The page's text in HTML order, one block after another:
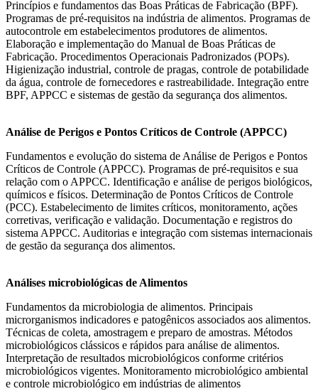
Princípios e fundamentos das Boas Práticas de Fabricação (BPF).
Programas de pré-requisitos na indústria de alimentos. Programas de
autocontrole em estabelecimentos produtores de alimentos.
Elaboração e implementação do Manual de Boas Práticas de
Fabricação. Procedimentos Operacionais Padronizados (POPs).
Higienização industrial, controle de pragas, controle de potabilidade
da água, controle de fornecedores e rastreabilidade. Integração entre
BPF, APPCC e sistemas de gestão da segurança dos alimentos.
Análise de Perigos e Pontos Críticos de Controle (APPCC)
Fundamentos e evolução do sistema de Análise de Perigos e Pontos
Críticos de Controle (APPCC). Programas de pré-requisitos e sua
relação com o APPCC. Identificação e análise de perigos biológicos,
químicos e físicos. Determinação de Pontos Críticos de Controle
(PCC). Estabelecimento de limites críticos, monitoramento, ações
corretivas, verificação e validação. Documentação e registros do
sistema APPCC. Auditorias e integração com sistemas internacionais
de gestão da segurança dos alimentos.
Análises microbiológicas de Alimentos
Fundamentos da microbiologia de alimentos. Principais
microrganismos indicadores e patogênicos associados aos alimentos.
Técnicas de coleta, amostragem e preparo de amostras. Métodos
microbiológicos clássicos e rápidos para análise de alimentos.
Interpretação de resultados microbiológicos conforme critérios
microbiológicos vigentes. Monitoramento microbiológico ambiental
e controle microbiológico em indústrias de alimentos